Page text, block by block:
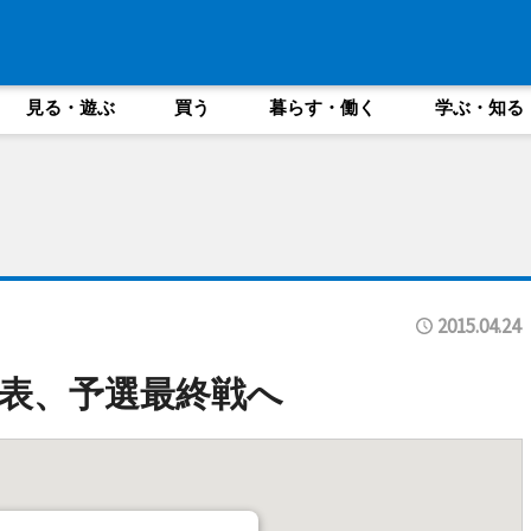
見る・遊ぶ 買う 暮らす・働く 学ぶ・知る
2015.04.24
、予選最終戦へ